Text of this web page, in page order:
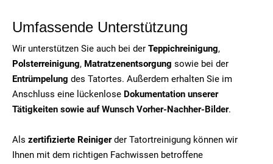
Umfassende Unterstützung
Wir unterstützen Sie auch bei der Teppichreinigung,
Polsterreinigung, Matratzenentsorgung sowie bei der
Entrümpelung des Tatortes. Außerdem erhalten Sie im
Anschluss eine lückenlose Dokumentation unserer
Tätigkeiten sowie auf Wunsch Vorher-Nachher-Bilder.
Als zertifizierte Reinigerder Tatortreinigung können wir
Ihnen mit dem richtigen Fachwissen betroffene